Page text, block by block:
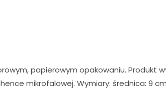
papierowym opakowaniu. Produkt
mikrofalowej. Wymiary: średnica: 9